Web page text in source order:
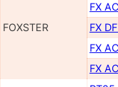
FOXSTER
FX
FX
FX
FX